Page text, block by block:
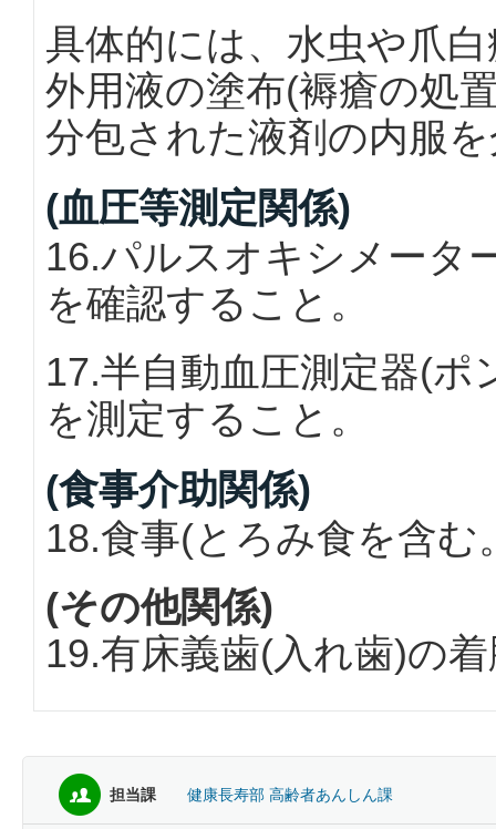
具体的には、水虫や爪
外用液の塗布(褥瘡の処
分包された液剤の内服
(血圧等測定関係)
16.パルスオキシメータ
を確認すること。
17.半自動血圧測定器(
を測定すること。
(食事介助関係)
18.食事(とろみ食を含
(その他関係)
19.有床義歯(入れ歯)の
担当課 健康長寿部 高齢者あんしん課